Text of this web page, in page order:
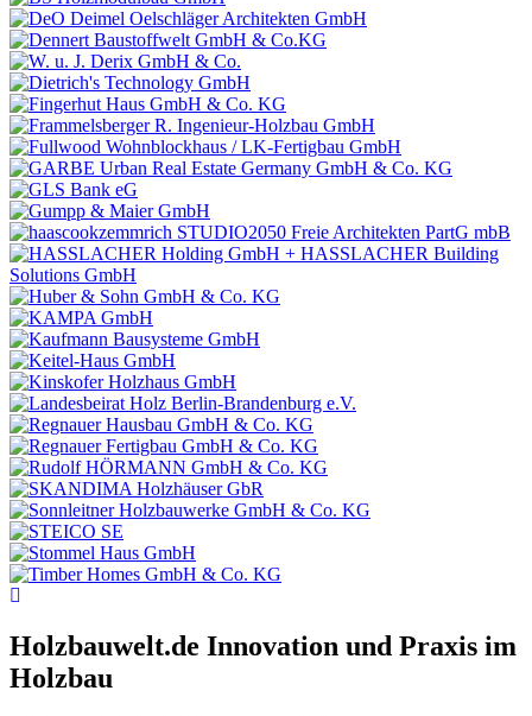
Holzbauwelt.de Innovation und Praxis im
Holzbau